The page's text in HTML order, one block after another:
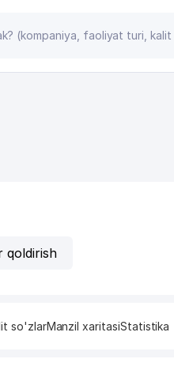
qoldirish
so'zlarManzil xaritasiStatistika